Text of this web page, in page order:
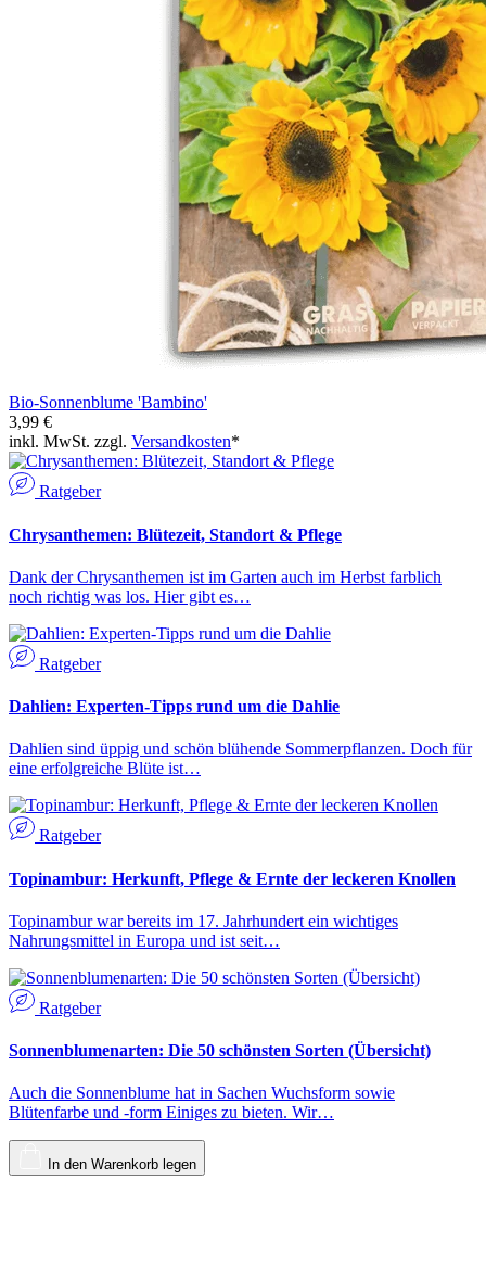
Bio-Sonnenblume 'Bambino'
3,99 €
inkl. MwSt. zzgl. Versandkosten*
Ratgeber
Chrysanthemen: Blütezeit, Standort & Pflege
Dank der Chrysanthemen ist im Garten auch im Herbst farblich
noch richtig was los. Hier gibt es…
Ratgeber
Dahlien: Experten-Tipps rund um die Dahlie
Dahlien sind üppig und schön blühende Sommerpflanzen. Doch für
eine erfolgreiche Blüte ist…
Ratgeber
Topinambur: Herkunft, Pflege & Ernte der leckeren Knollen
Topinambur war bereits im 17. Jahrhundert ein wichtiges
Nahrungsmittel in Europa und ist seit…
Ratgeber
Sonnenblumenarten: Die 50 schönsten Sorten (Übersicht)
Auch die Sonnenblume hat in Sachen Wuchsform sowie
Blütenfarbe und -form Einiges zu bieten. Wir…
In den Warenkorb legen